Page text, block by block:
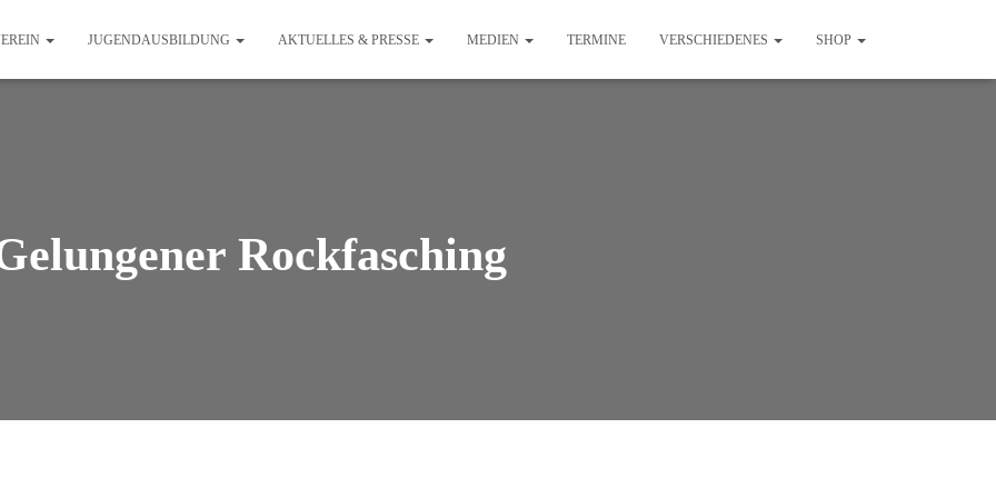
JUGENDAUSBILDUNG AKTUELLES & PRESSE MEDIEN TERMINE VERSCHIEDENES SHOP
Rockfasching